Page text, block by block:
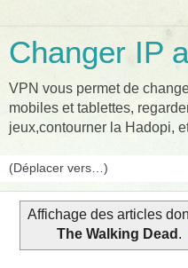
Changer IP
VPN vous permet de
mobiles et tablettes,
jeux,contourner la Hadopi,
Affichage des articles
The Walking Dead .